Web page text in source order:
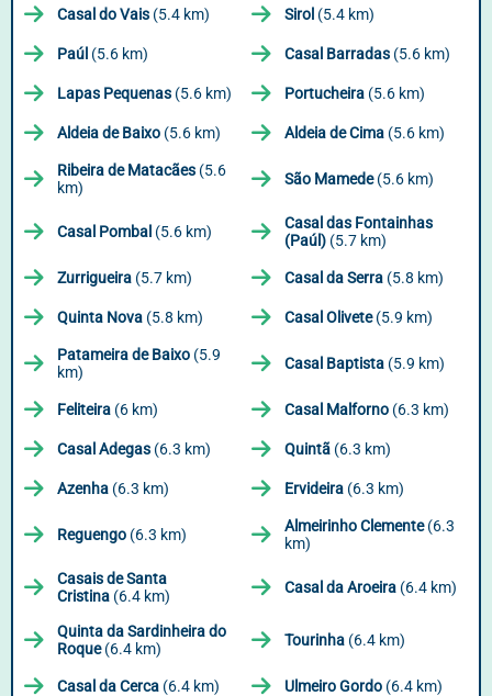
Casal do Vais (5.4 km) Sirol (5.4 km)
Paúl (5.6 km) Casal Barradas (5.6 km)
Lapas Pequenas (5.6 km) Portucheira (5.6 km)
Aldeia de Baixo (5.6 km) Aldeia de Cima (5.6 km)
Ribeira de Matacães (5.6
km)
São Mamede(5.6 km)
Casal Pombal (5.6 km)
Casal das Fontainhas
(Paúl) (5.7 km)
Zurrigueira (5.7 km) Casal da Serra (5.8 km)
Quinta Nova (5.8 km) Casal Olivete(5.9 km)
Patameira de Baixo (5.9
km)
Casal Baptista (5.9 km)
Feliteira (6 km) Casal Malforno (6.3 km)
Casal Adegas (6.3 km) Quintã (6.3 km)
Azenha (6.3 km) Ervideira (6.3 km)
Reguengo (6.3 km) Almeirinho Clemente(6.3
km)
Casais de Santa
Cristina (6.4 km) Casal da Aroeira (6.4 km)
Quinta da Sardinheira do
Roque(6.4 km) Tourinha (6.4 km)
Casal da Cerca (6.4 km) Ulmeiro Gordo (6.4 km)